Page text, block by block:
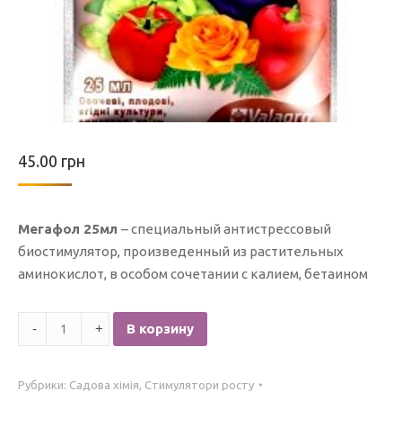
45.00 грн
Мегафол 25мл – специальный антистрессовый
биостимулятор, произведенный из растительных
аминокислот, в особом сочетании с калием, бетаином
Количество
Мегафол
В корзину
Рубрики: Садова хімія Стимулятори росту